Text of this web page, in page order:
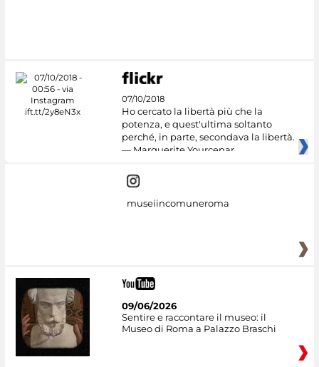
07/10/2018
Ho cercato la libertà più che la
potenza, e quest'ultima soltanto
perché, in parte, secondava la libertà.
— Marguerite Yourcenar
museiincomuneroma
09/06/2026
Sentire e raccontare il museo: il
Museo di Roma a Palazzo Braschi